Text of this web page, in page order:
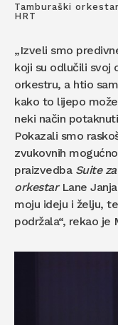
Tamburaški
HRT
„Izveli smo
koji su odlučili svoj
orkestru, a htio
kako to lijepo
neki način
Pokazali smo
zvukovnih
praizvedba Suite
orkestarLane
moju ideju i želju,
podržala“, rekao je